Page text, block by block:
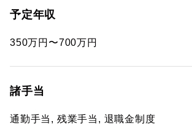
予定年収
350万円〜700万円
諸手当
通勤手当, 残業手当, 退職金制度